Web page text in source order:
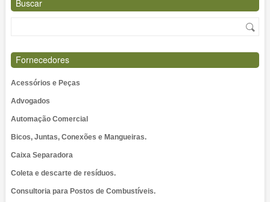
Buscar
Fornecedores
Acessórios e Peças
Advogados
Automação Comercial
Bicos, Juntas, Conexões e Mangueiras.
Caixa Separadora
Coleta e descarte de resíduos.
Consultoria para Postos de Combustíveis.